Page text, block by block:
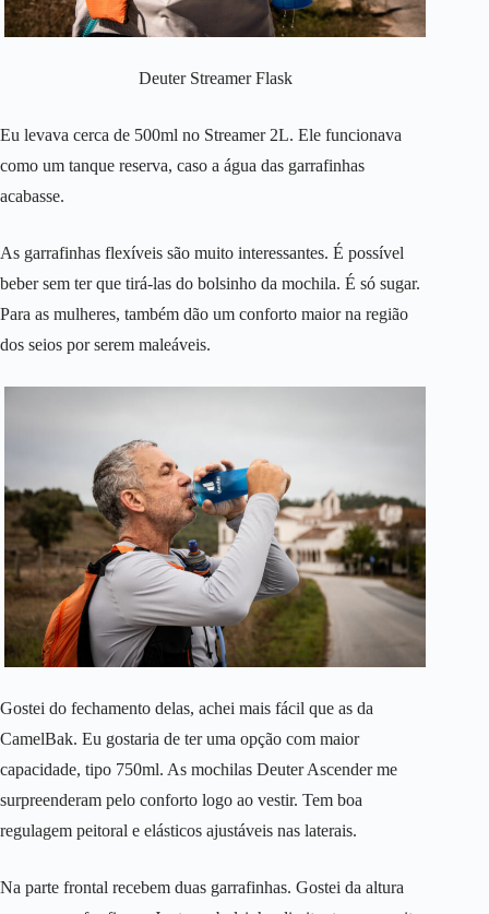
Deuter Streamer Flask
Eu levava cerca de 500ml no Streamer 2L. Ele funcionava
como um tanque reserva, caso a água das garrafinhas
acabasse.
As garrafinhas flexíveis são muito interessantes. É possível
beber sem ter que tirá-las do bolsinho da mochila. É só sugar.
Para as mulheres, também dão um conforto maior na região
dos seios por serem maleáveis.
Gostei do fechamento delas, achei mais fácil que as da
CamelBak. Eu gostaria de ter uma opção com maior
capacidade, tipo 750ml. As mochilas Deuter Ascender me
surpreenderam pelo conforto logo ao vestir. Tem boa
regulagem peitoral e elásticos ajustáveis nas laterais.
Na parte frontal recebem duas garrafinhas. Gostei da altura